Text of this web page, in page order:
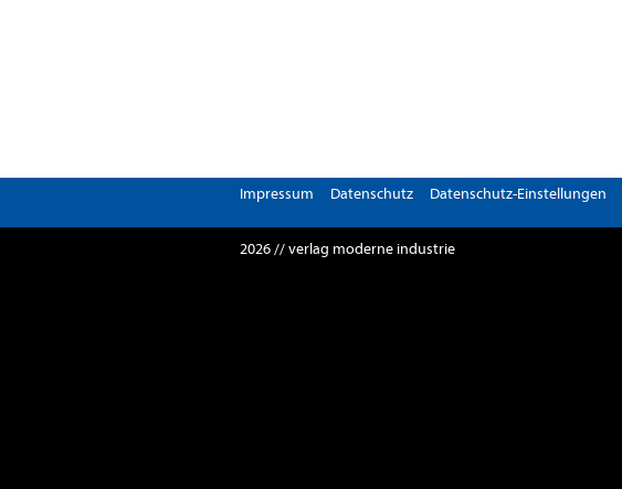
Impressum Datenschutz Datenschutz-Einstellungen
2026 // verlag moderne industrie